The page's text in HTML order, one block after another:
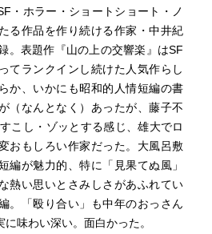
ックでもある気がします。
伴名練さんの熱も素晴らしかっ
作家活動の最盛期が不幸にも重な
それに光を再びあてたのが2010年
評される伴名練。
とは、作品とは、ということが伝
・ホラー・ショートショート・ノ
る作品を作り続ける作家・中井紀
。表題作『山の上の交響楽』はSF
てランクインし続けた人気作らし
か、いかにも昭和的人情短編の書
（なんとなく）あったが、藤子不
こし・ゾッとする感じ、雄大でロ
おもしろい作家だった。大風呂敷
編が魅力的、特に「見果てぬ風」
熱い思いとさみしさがあふれてい
。「殴り合い」も中年のおっさん
味わい深い。面白かった。